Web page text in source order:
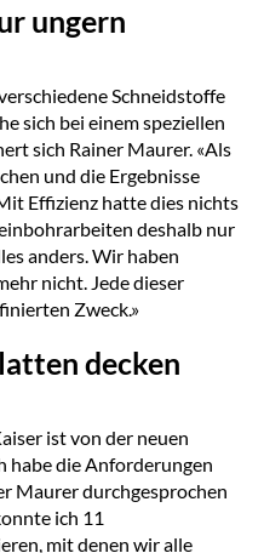
ungern
Schneidstoffe
sich bei einem speziellen
sich Rainer Maurer. «Als
und die Ergebnisse
Effizienz hatte dies nichts
deshalb nur
anders. Wir haben
nicht. Jede dieser
Zweck.»
decken
ist von der neuen
habe die Anforderungen
Maurer durchgesprochen
ich 11
mit denen wir alle